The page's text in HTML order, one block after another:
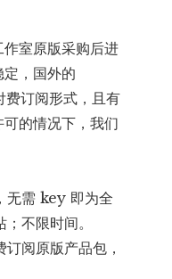
室原版采购后进
，国外的
订阅形式，且有
的情况下，我们
无需 key 即为全
不限时间。
阅原版产品包，